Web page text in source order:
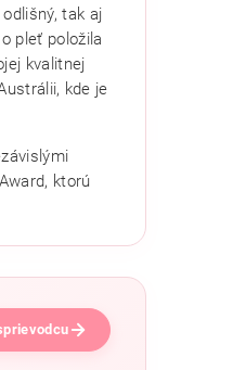
tak aj
pleť položila
kvalitnej
kde je
ktorú